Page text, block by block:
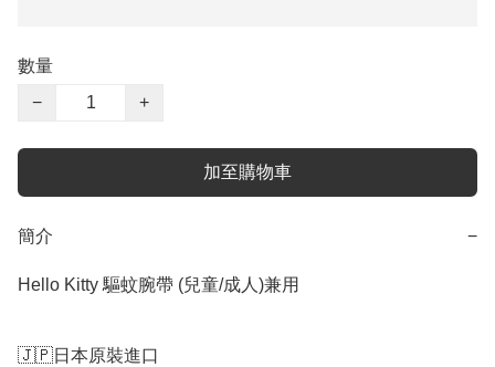
數量
−
+
加至購物車
簡介 −
Hello Kitty 驅蚊腕帶 (兒童/成人)兼用
🇯🇵日本原裝進口